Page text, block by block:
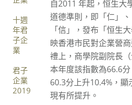
十週
年君
子企
業
君子
企業
2019
自2011 年起，恒生大
道德準則，即「仁」
「信」，發布「恒生
映香港市民對企業營
禮上，商學院副院長
本年度該指數為66.6
60.3分上升10.4%，
現有所提升。